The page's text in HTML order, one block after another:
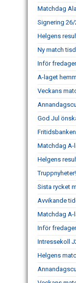
Matchdag
Signering
Helgens
Ny match
Inför
A-laget
Veckans
God Jul
Matchdag A-
Helgens
Truppnyheter!
Sista rycket
Avvikande
Matchdag A-
Inför
Intressekoll
Helgens